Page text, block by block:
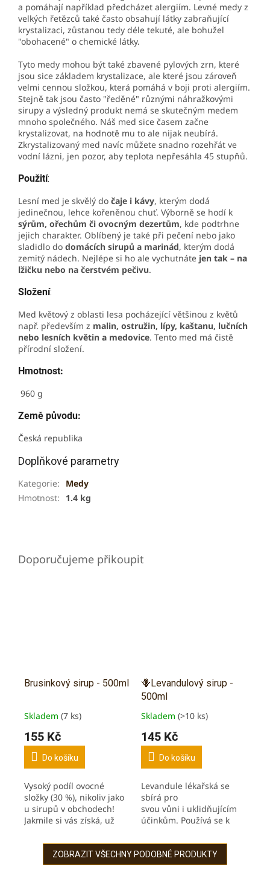
a pomáhají například předcházet alergiím. Levné medy z
velkých řetězců také často obsahují látky zabraňující
krystalizaci, zůstanou tedy déle tekuté, ale bohužel
"obohacené" o chemické látky.
Tyto medy mohou být také zbavené pylových zrn, které
jsou sice základem krystalizace, ale které jsou zároveň
velmi cennou složkou, která pomáhá v boji proti alergiím.
Stejně tak jsou často "ředěné" různými náhražkovými
sirupy a výsledný produkt nemá se skutečným medem
mnoho společného. Náš med sice časem začne
krystalizovat, na hodnotě mu to ale nijak neubírá.
Zkrystalizovaný med navíc můžete snadno rozehřát ve
vodní lázni, jen pozor, aby teplota nepřesáhla 45 stupňů.
Použití:
Lesní med je skvělý do čaje i kávy, kterým dodá
jedinečnou, lehce kořeněnou chuť. Výborně se hodí k
sýrům, ořechům či ovocným dezertům, kde podtrhne
jejich charakter. Oblíbený je také při pečení nebo jako
sladidlo do domácích sirupů a marinád, kterým dodá
zemitý nádech. Nejlépe si ho ale vychutnáte jen tak – na
lžičku nebo na čerstvém pečivu.
Složení:
Med květový z oblasti lesa pocházející většinou z květů
např. především z malin, ostružin, lípy, kaštanu, lučních
nebo lesních květin a medovice. Tento med má čistě
přírodní složení.
Hmotnost:
960 g
Země původu:
Česká republika
Doplňkové parametry
Kategorie:
Medy
Hmotnost: 1.4 kg
Brusinkový sirup - 500ml
Průměrné
hodnocení
produktu
5,0
5
hvězdiček.
Skladem (7 ks)
155 Kč
Do košíku
Vysoký podíl ovocné
složky (30 %), nikoliv jako
u sirupů v obchodech!
Jakmile si vás získá, už
mají antioxidační účinky a
jsou bohaté...
🪻Levandulový sirup -
500ml
Průměrné
hodnocení
produktu
5,0
5
hvězdiček.
Skladem (>10 ks)
145 Kč
Do košíku
Levandule lékařská se
sbírá pro
svou vůni i uklidňujícím
účinkům. Používá se k
spánku a uvolnění. Bez
barviv, zahušťovadel,
aromat a...
ZOBRAZIT VŠECHNY PODOBNÉ PRODUKTY